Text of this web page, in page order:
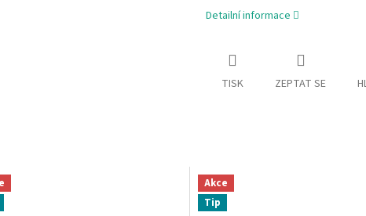
Detailní informace
TISK ZEPTAT SE
Akce
Tip